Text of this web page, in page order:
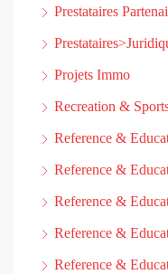
Prestataires
Projets Immo
Recreation &
Reference &
Reference &
Reference &
Reference &
Reference &